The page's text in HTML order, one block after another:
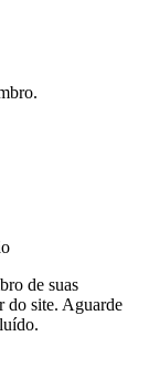
de suas
do site. Aguarde